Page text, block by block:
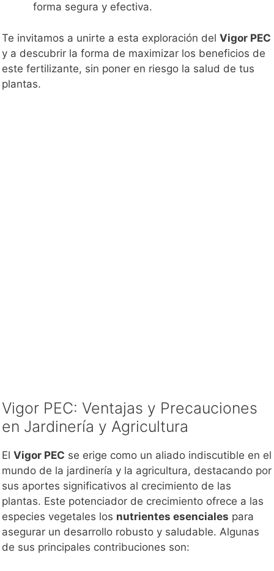
forma segura y efectiva.
Te invitamos a unirte a esta exploración del Vigor PEC
y a descubrir la forma de maximizar los beneficios de
este fertilizante, sin poner en riesgo la salud de tus
plantas.
Vigor PEC: Ventajas y Precauciones
en Jardinería y Agricultura
El Vigor PEC se erige como un aliado indiscutible en el
mundo de la jardinería y la agricultura, destacando por
sus aportes significativos al crecimiento de las
plantas. Este potenciador de crecimiento ofrece a las
especies vegetales los nutrientes esenciales para
asegurar un desarrollo robusto y saludable. Algunas
de sus principales contribuciones son: